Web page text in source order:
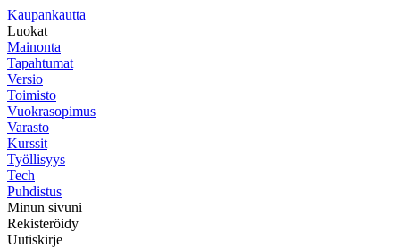
Kaupankautta
Luokat
Mainonta
Tapahtumat
Versio
Toimisto
Vuokrasopimus
Varasto
Kurssit
Työllisyys
Tech
Puhdistus
Minun sivuni
Rekisteröidy
Uutiskirje